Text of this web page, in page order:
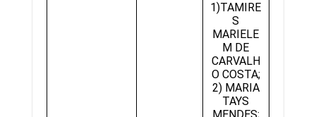
1)TAMIRE
S
MARIELE
M DE
CARVALH
O COSTA;
2) MARIA
TAYS